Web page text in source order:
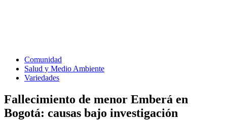
Comunidad
Salud y Medio Ambiente
Variedades
Fallecimiento de menor Emberá en
Bogotá: causas bajo investigación